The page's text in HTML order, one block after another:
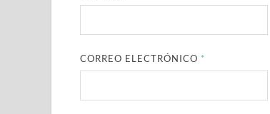
CORREO ELECTRÓNICO *